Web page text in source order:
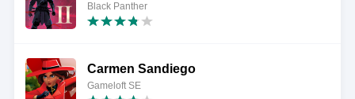
Black Panther
Carmen Sandiego
Gameloft SE